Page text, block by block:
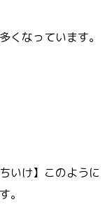
くなっています。
いけ】このように
。